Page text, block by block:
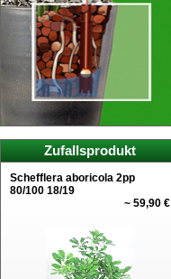
Zufallsprodukt
Schefflera aboricola 2pp
80/100 18/19
~ 59,90 €